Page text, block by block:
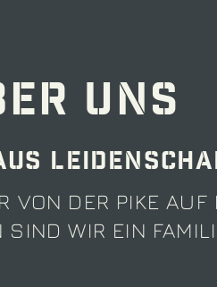
uns
VON DER PIKE
SIND WIR EIN